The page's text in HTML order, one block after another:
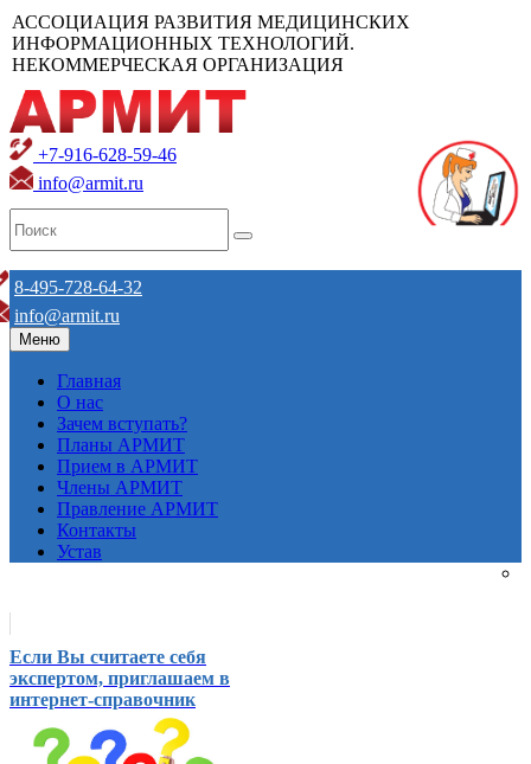
АССОЦИАЦИЯ РАЗВИТИЯ МЕДИЦИНСКИХ
ИНФОРМАЦИОННЫХ ТЕХНОЛОГИЙ.
НЕКОММЕРЧЕСКАЯ ОРГАНИЗАЦИЯ
+7-916-628-59-46
info@armit.ru
8-495-728-64-32
info@armit.ru
Меню
Главная
О нас
Зачем вступать?
Планы АРМИТ
Прием в АРМИТ
Члены АРМИТ
Правление АРМИТ
Контакты
Устав
Если Вы считаете себя
экспертом, приглашаем в
интернет-справочник